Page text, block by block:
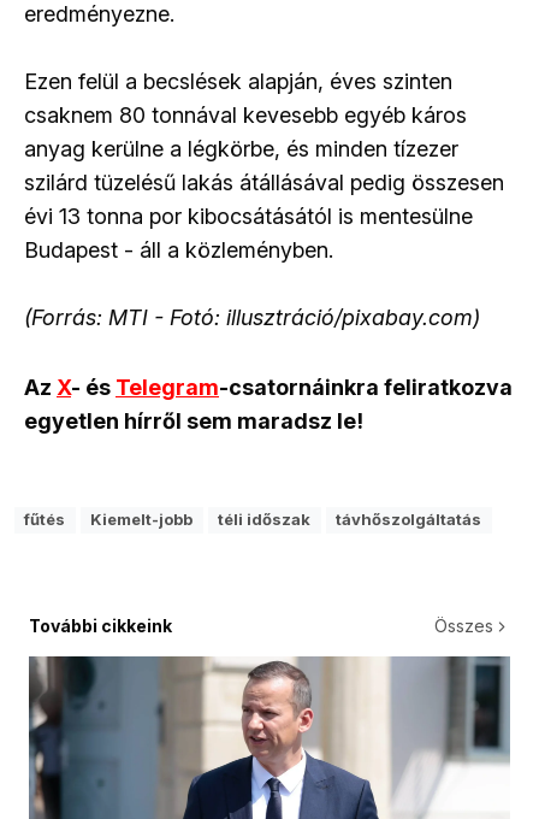
eredményezne.
Ezen felül a becslések alapján, éves szinten
csaknem 80 tonnával kevesebb egyéb káros
anyag kerülne a légkörbe, és minden tízezer
szilárd tüzelésű lakás átállásával pedig összesen
évi 13 tonna por kibocsátásától is mentesülne
Budapest - áll a közleményben.
(Forrás: MTI - Fotó: illusztráció/pixabay.com)
Az X- és Telegram-csatornáinkra feliratkozva
egyetlen hírről sem maradsz le!
fűtés Kiemelt-jobb téli időszak távhőszolgáltatás
További cikkeink Összes